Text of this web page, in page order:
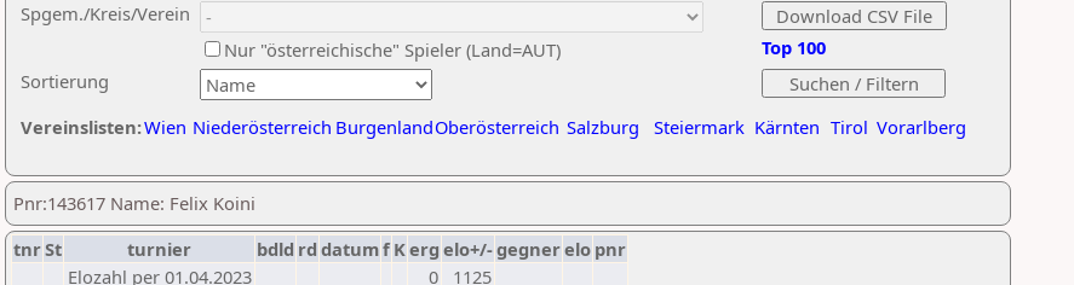
Sortierung
Spgem./Kreis/Verein
Nur "österreichische" Spieler (Land=AUT)
Vereinslisten:Wien Niederösterreich BurgenlandOberösterreich Salzburg Steiermark Kärnten Tirol Vorarlberg
Top 100
Pnr:143617 Name: Felix Koini
tnrSt turnier bdld rd datumf Kerg elo+/-gegnerelo pnr
Elozahl per 01.04.2023
0
1125